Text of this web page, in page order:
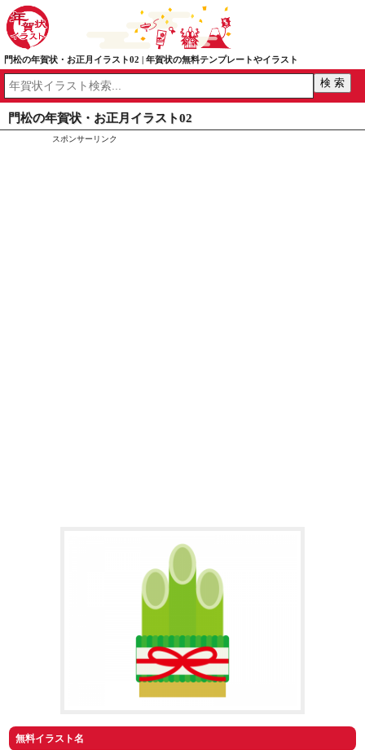
門松の年賀状・お正月イラスト02 | 年賀状の無料テンプレートやイラスト
門松の年賀状・お正月イラスト02
スポンサーリンク
無料イラスト名